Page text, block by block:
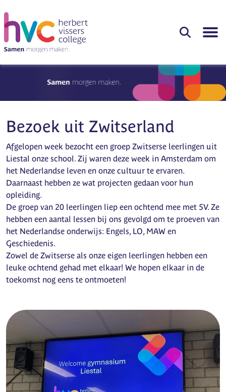
Bezoek uit Zwitserland
Afgelopen week bezocht een groep Zwitserse leerlingen uit
Liestal onze school. Zij waren deze week in Amsterdam om
het Nederlandse leven en onze cultuur te ervaren.
Daarnaast hebben ze wat projecten gedaan voor hun
opleiding.
De groep van 20 leerlingen liep een ochtend mee met 5V. Ze
hebben een aantal lessen bij ons gevolgd om te proeven van
het Nederlandse onderwijs: Engels, LO, MAW en
Geschiedenis.
Zowel de Zwitserse als onze eigen leerlingen hebben een
leuke ochtend gehad met elkaar! We hopen elkaar in de
toekomst nog eens te ontmoeten!